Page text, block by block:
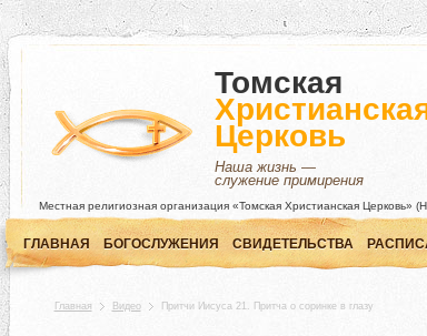
Томская
Церковь
Наша жизнь —
служение примирения
Местная религиозная организация «Томская Христианская Церковь»
ГЛАВНАЯ БОГОСЛУЖЕНИЯ СВИДЕТЕЛЬСТВА
Главная Видео Притчи Иисуса 21. Притча о соринке в глазу